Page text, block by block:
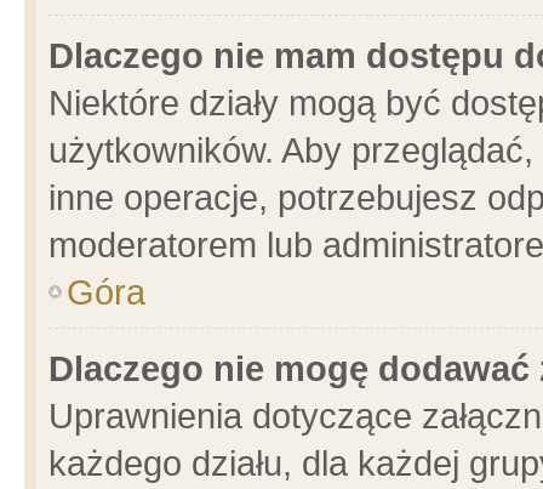
Dlaczego nie mam dostępu
Niektóre działy mogą być
użytkowników. Aby
inne operacje, potrzebujesz
moderatorem lub
Góra
Dlaczego nie mogę dodawać
Uprawnienia dotyczące
każdego działu, dla każdej